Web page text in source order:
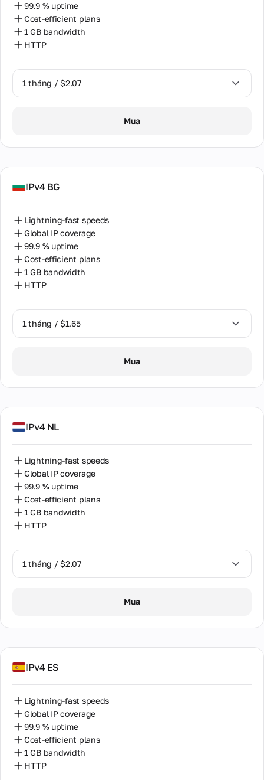
99.9 % uptime
Cost-efficient plans
1 GB bandwidth
HTTP
1 tháng / $2.07
Mua
IPv4 BG
Lightning-fast speeds
Global IP coverage
99.9 % uptime
Cost-efficient plans
1 GB bandwidth
HTTP
1 tháng / $1.65
Mua
IPv4 NL
Lightning-fast speeds
Global IP coverage
99.9 % uptime
Cost-efficient plans
1 GB bandwidth
HTTP
1 tháng / $2.07
Mua
IPv4 ES
Lightning-fast speeds
Global IP coverage
99.9 % uptime
Cost-efficient plans
1 GB bandwidth
HTTP